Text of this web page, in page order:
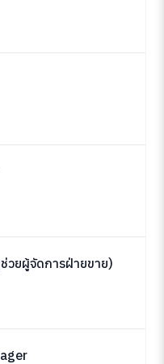
วยผู้จัดการฝ่ายขาย)